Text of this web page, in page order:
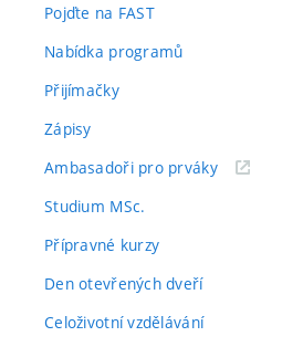
Pojďte na FAST
Nabídka programů
Přijímačky
Zápisy
Ambasadoři pro prváky(externí
Studium MSc.
Přípravné kurzy
Den otevřených dveří
Celoživotní vzdělávání